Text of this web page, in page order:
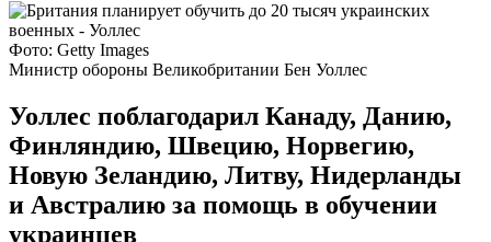
Фото: Getty Images
Министр обороны Великобритании Бен Уоллес
Уоллес поблагодарил Канаду, Данию,
Финляндию, Швецию, Норвегию,
Новую Зеландию, Литву, Нидерланды
и Австралию за помощь в обучении
украинцев